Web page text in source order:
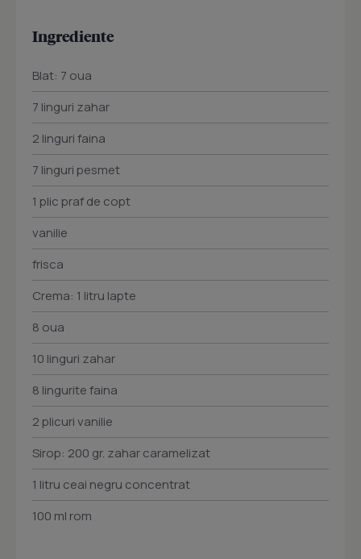
Ingrediente
Blat: 7 oua
7 linguri zahar
2 linguri faina
7 linguri pesmet
1 plic praf de copt
vanilie
frisca
Crema: 1 litru lapte
8 oua
10 linguri zahar
8 lingurite faina
2 plicuri vanilie
Sirop: 200 gr. zahar caramelizat
1 litru ceai negru concentrat
100 ml rom